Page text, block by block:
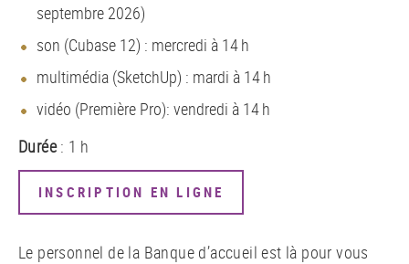
septembre 2026)
son (Cubase 12) : mercredi à 14 h
multimédia (SketchUp) : mardi à 14 h
vidéo (Première Pro): vendredi à 14 h
Durée: 1 h
INSCRIPTION EN LIGNE
Le personnel de la Banque d’accueil est là pour vous